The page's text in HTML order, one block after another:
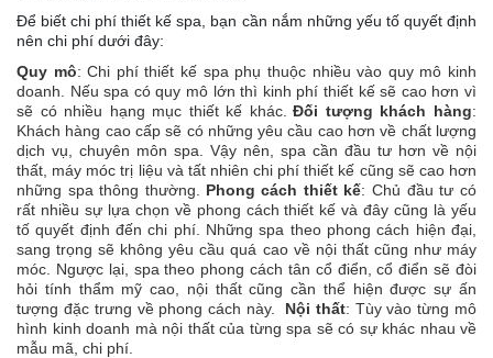
Để biết chi phí thiết kế spa, bạn cần nắm những yếu tố quyết định
nên chi phí dưới đây:
Quy mô: Chi phí thiết kế spa phụ thuộc nhiều vào quy mô kinh
doanh. Nếu spa có quy mô lớn thì kinh phí thiết kế sẽ cao hơn vì
sẽ có nhiều hạng mục thiết kế khác. Đối tượng khách hàng:
Khách hàng cao cấp sẽ có những yêu cầu cao hơn về chất lượng
dịch vụ, chuyên môn spa. Vậy nên, spa cần đầu tư hơn về nội
thất, máy móc trị liệu và tất nhiên chi phí thiết kế cũng sẽ cao hơn
những spa thông thường.
Phong cách thiết kế: Chủ đầu tư có
rất nhiều sự lựa chọn về phong cách thiết kế và đây cũng là yếu
tố quyết định đến chi phí. Những spa theo phong cách hiện đại,
sang trọng sẽ không yêu cầu quá cao về nội thất cũng như máy
móc. Ngược lại, spa theo phong cách tân cổ điển, cổ điển sẽ đòi
hỏi tính thẩm mỹ cao, nội thất cũng cần thể hiện được sự ấn
tượng đặc trưng về phong cách này.
Nội thất: Tùy vào từng mô
hình kinh doanh mà nội thất của từng spa sẽ có sự khác nhau về
mẫu mã, chi phí.